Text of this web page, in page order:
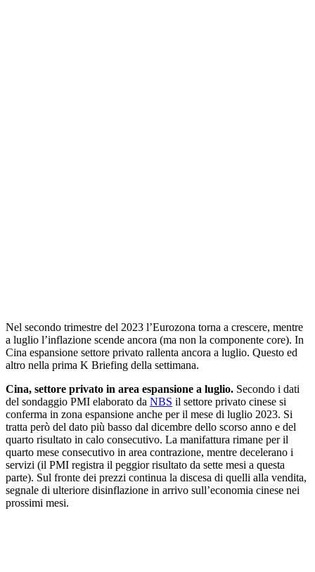
Nel secondo trimestre del 2023 l’Eurozona torna a crescere, mentre
a luglio l’inflazione scende ancora (ma non la componente core). In
Cina espansione settore privato rallenta ancora a luglio. Questo ed
altro nella prima K Briefing della settimana.
Cina, settore privato in area espansione a luglio. Secondo i dati
del sondaggio PMI elaborato da NBS il settore privato cinese si
conferma in zona espansione anche per il mese di luglio 2023. Si
tratta però del dato più basso dal dicembre dello scorso anno e del
quarto risultato in calo consecutivo. La manifattura rimane per il
quarto mese consecutivo in area contrazione, mentre decelerano i
servizi (il PMI registra il peggior risultato da sette mesi a questa
parte). Sul fronte dei prezzi continua la discesa di quelli alla vendita,
segnale di ulteriore disinflazione in arrivo sull’economia cinese nei
prossimi mesi.